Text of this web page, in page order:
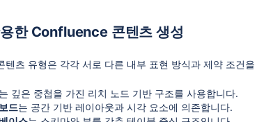
한 Confluence 콘텐츠 생성
텐츠 유형은 각각 서로 다른 내부 표현 방식과 제약 조건
는 깊은 중첩을 가진 리치 노드 기반 구조를 사용합니다.
드는 공간 기반 레이아웃과 시각 요소에 의존합니다.